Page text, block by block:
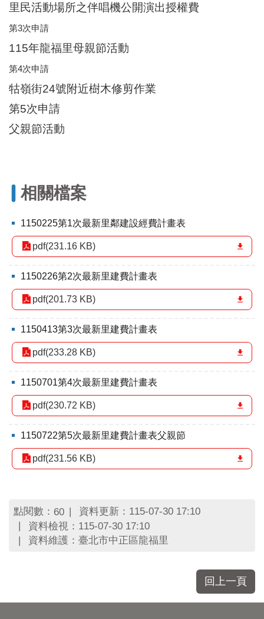
化
產
臺
北
區
里
界
說
鄰
長
冊
里民活動場所之伴唱機公開演出授權費
第3次申請
115年龍福里母親節活動
第4次申請
牯嶺街24號附近樹木修剪作業
第5次申請
父親節活動
相關檔案
1150225第1次最新里鄰建設經費計畫表
pdf(231.16 KB)
1150226第2次最新里建費計畫表
pdf(201.73 KB)
1150413第3次最新里建費計畫表
pdf(233.28 KB)
1150701第4次最新里建費計畫表
pdf(230.72 KB)
1150722第5次最新里建費計畫表父親節
pdf(231.56 KB)
點閱數： 60
資料更新：115-07-30 17:10
資料檢視：115-07-30 17:10
資料維護：臺北市中正區龍福里
回上一頁